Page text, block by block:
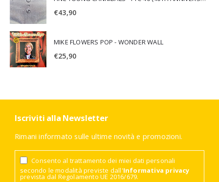
€43,90
MIKE FLOWERS POP - WONDER WALL
€25,90
Iscriviti alla Newsletter
Rimani informato sulle ultime novità e promozioni.
Consento al trattamento dei miei dati personali
secondo le modalità previste dall'Informativa privacy
prevista dal Regolamento UE 2016/679.